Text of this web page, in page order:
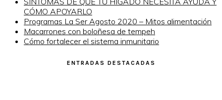
CÓMO APOYARLO
Programas La Ser Agosto 2020 – Mitos alimentación
Macarrones con boloñesa de tempeh
Cómo fortalecer el sistema inmunitario
ENTRADAS DESTACADAS